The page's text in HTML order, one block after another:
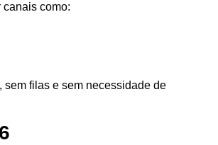
canais como:
filas e sem necessidade de